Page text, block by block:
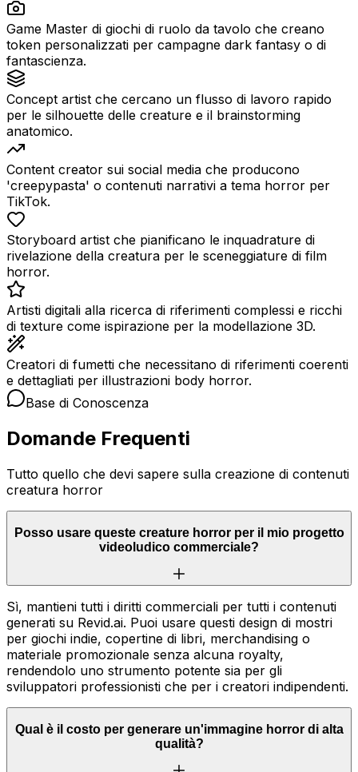
Game Master di giochi di ruolo da tavolo che creano
token personalizzati per campagne dark fantasy o di
fantascienza.
Concept artist che cercano un flusso di lavoro rapido
per le silhouette delle creature e il brainstorming
anatomico.
Content creator sui social media che producono
'creepypasta' o contenuti narrativi a tema horror per
TikTok.
Storyboard artist che pianificano le inquadrature di
rivelazione della creatura per le sceneggiature di film
horror.
Artisti digitali alla ricerca di riferimenti complessi e ricchi
di texture come ispirazione per la modellazione 3D.
Creatori di fumetti che necessitano di riferimenti coerenti
e dettagliati per illustrazioni body horror.
Base di Conoscenza
Domande Frequenti
Tutto quello che devi sapere sulla creazione di contenuti
creatura horror
Posso usare queste creature horror per il mio progetto
videoludico commerciale?
Sì, mantieni tutti i diritti commerciali per tutti i contenuti
generati su Revid.ai. Puoi usare questi design di mostri
per giochi indie, copertine di libri, merchandising o
materiale promozionale senza alcuna royalty,
rendendolo uno strumento potente sia per gli
sviluppatori professionisti che per i creatori indipendenti.
Qual è il costo per generare un'immagine horror di alta
qualità?